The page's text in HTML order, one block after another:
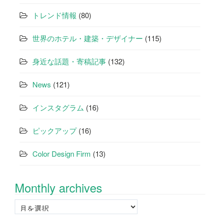
トレンド情報 (80)
世界のホテル・建築・デザイナー (115)
身近な話題・寄稿記事 (132)
News (121)
インスタグラム (16)
ピックアップ(16)
Color Design Firm (13)
Monthly archives
Monthly
archives